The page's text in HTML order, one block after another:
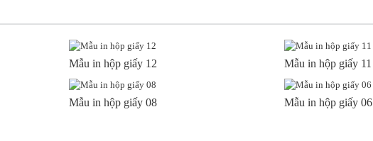
Mẫu in hộp giấy 12 Mẫu in hộp giấy 11
Mẫu in hộp giấy 08 Mẫu in hộp giấy 06